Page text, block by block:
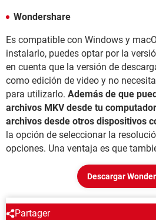
Wondershare
Es compatible con Windows y
instalarlo, puedes optar por la
en cuenta que la versión de
como edición de video y no
para utilizarlo. Además de que
archivos MKV desde tu
archivos desde otros dispositivos
la opción de seleccionar la
opciones. Una ventaja es que
Descargar
Partager
ALREDEDOR DEL MISMO